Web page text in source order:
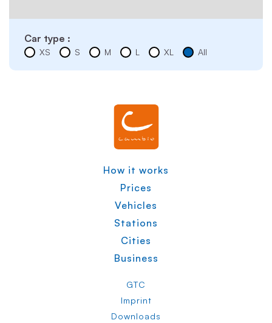
Car type :
XS S M L XL All
How it works
Prices
Vehicles
Stations
Cities
Business
GTC
Imprint
Downloads